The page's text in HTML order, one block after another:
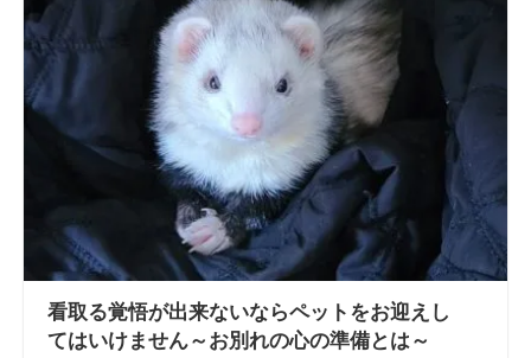
看取る覚悟が出来ないならペットをお迎えし
てはいけません～お別れの心の準備とは～